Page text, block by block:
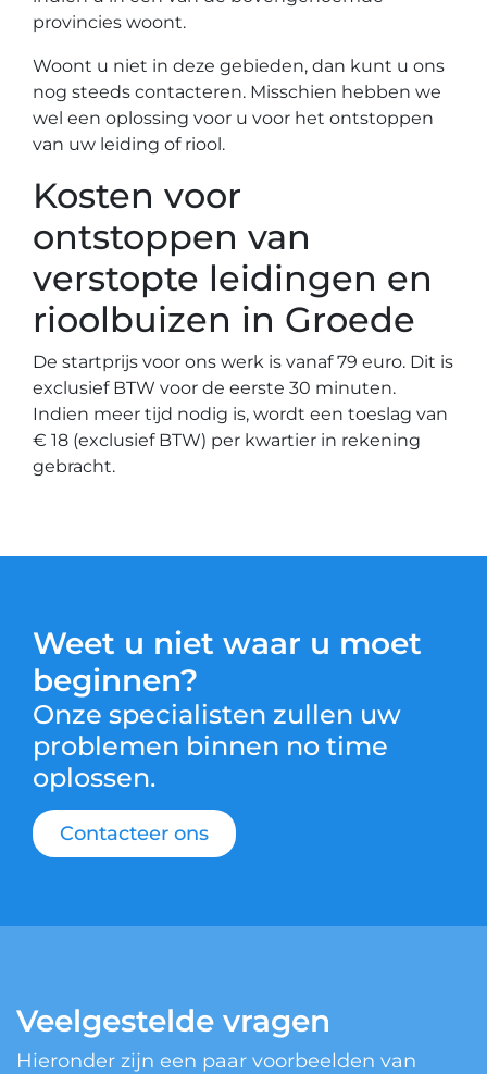
provincies woont.
Woont u niet in deze gebieden, dan kunt u ons
nog steeds contacteren. Misschien hebben we
wel een oplossing voor u voor het ontstoppen
van uw leiding of riool.
Kosten voor
ontstoppen van
verstopte leidingen en
rioolbuizen in Groede
De startprijs voor ons werk is vanaf 79 euro. Dit is
exclusief BTW voor de eerste 30 minuten.
Indien meer tijd nodig is, wordt een toeslag van
€ 18 (exclusief BTW) per kwartier in rekening
gebracht.
Weet u niet waar u moet
beginnen?
Onze specialisten zullen uw
problemen binnen no time
oplossen.
Contacteer ons
Veelgestelde vragen
Hieronder zijn een paar voorbeelden van